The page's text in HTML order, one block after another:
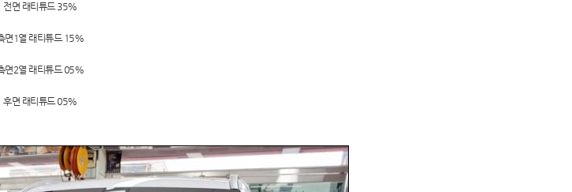
전면 래티튜드 35%
면1열 래티튜드 15%
면2열 래티튜드 05%
후면 래티튜드 05%